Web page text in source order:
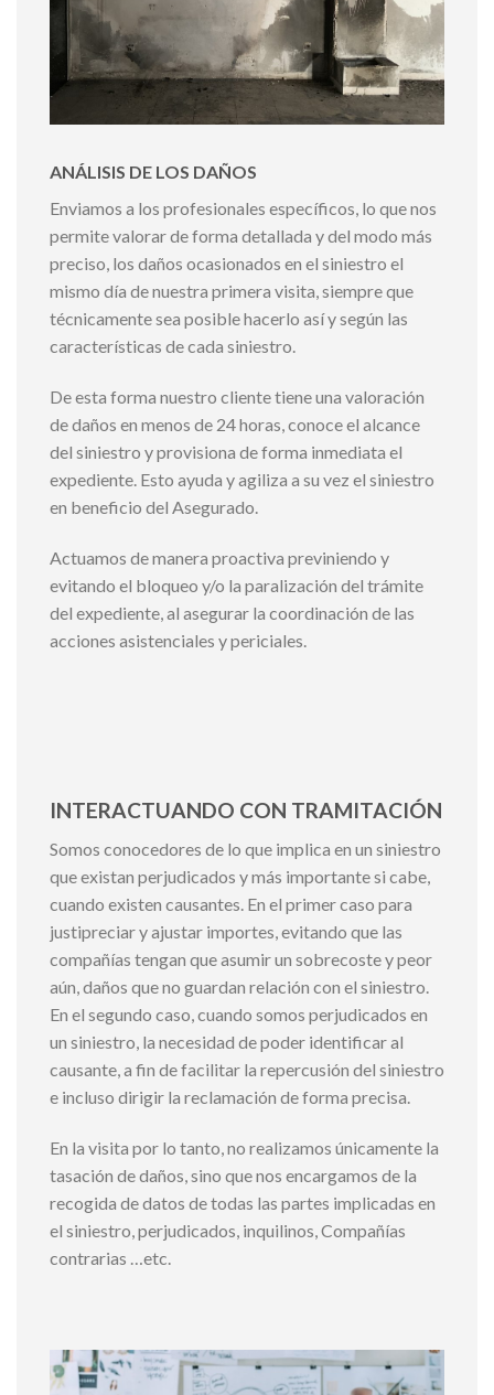
ANÁLISIS DE LOS DAÑOS
Enviamos a los profesionales específicos, lo que nos
permite valorar de forma detallada y del modo más
preciso, los daños ocasionados en el siniestro el
mismo día de nuestra primera visita, siempre que
técnicamente sea posible hacerlo así y según las
características de cada siniestro.
De esta forma nuestro cliente tiene una valoración
de daños en menos de 24 horas, conoce el alcance
del siniestro y provisiona de forma inmediata el
expediente. Esto ayuda y agiliza a su vez el siniestro
en beneficio del Asegurado.
Actuamos de manera proactiva previniendo y
evitando el bloqueo y/o la paralización del trámite
del expediente, al asegurar la coordinación de las
acciones asistenciales y periciales.
INTERACTUANDO CON TRAMITACIÓN
Somos conocedores de lo que implica en un siniestro
que existan perjudicados y más importante si cabe,
cuando existen causantes. En el primer caso para
justipreciar y ajustar importes, evitando que las
compañías tengan que asumir un sobrecoste y peor
aún, daños que no guardan relación con el siniestro.
En el segundo caso, cuando somos perjudicados en
un siniestro, la necesidad de poder identificar al
causante, a fin de facilitar la repercusión del siniestro
e incluso dirigir la reclamación de forma precisa.
En la visita por lo tanto, no realizamos únicamente la
tasación de daños, sino que nos encargamos de la
recogida de datos de todas las partes implicadas en
el siniestro, perjudicados, inquilinos, Compañías
contrarias …etc.